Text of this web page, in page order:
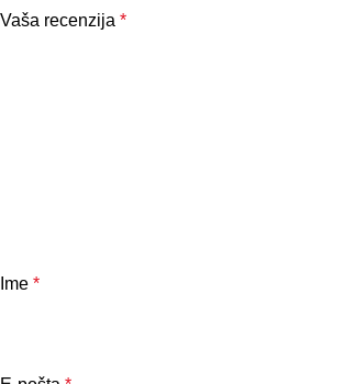
Vaša recenzija *
Ime *